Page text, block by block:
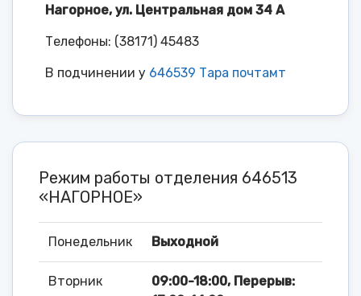
Нагорное, ул. Центральная дом 34 А
Телефоны: (38171) 45483
В подчинении у 646539 Тара почтамт
Режим работы отделения 646513
«НАГОРНОЕ»
Понедельник Выходной
Вторник
09:00-18:00, Перерыв: